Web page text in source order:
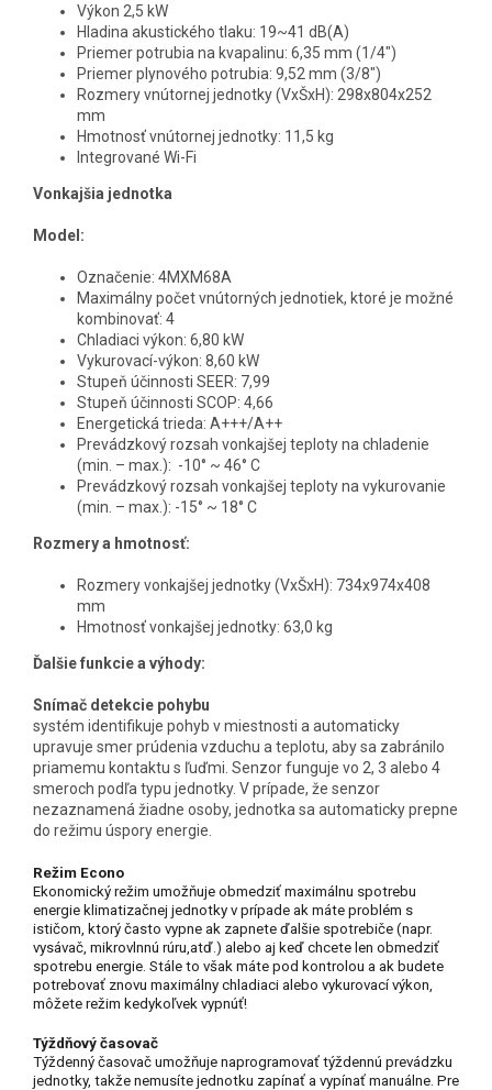
Výkon 2,5 kW
Hladina akustického tlaku: 19~41 dB(A)
Priemer potrubia na kvapalinu: 6,35 mm (1/4")
Priemer plynového potrubia: 9,52 mm (3/8")
Rozmery vnútornej jednotky (VxŠxH): 298x804x252
mm
Hmotnosť vnútornej jednotky: 11,5 kg
Integrované Wi-Fi
Vonkajšia jednotka
Model:
Označenie: 4MXM68A
Maximálny počet vnútorných jednotiek, ktoré je možné
kombinovať: 4
Chladiaci výkon: 6,80 kW
Vykurovací-výkon: 8,60 kW
Stupeň účinnosti SEER: 7,99
Stupeň účinnosti SCOP: 4,66
Energetická trieda: A+++/A++
Prevádzkový rozsah vonkajšej teploty na chladenie
(min. – max.): -10° ~ 46° C
Prevádzkový rozsah vonkajšej teploty na vykurovanie
(min. – max.): -15° ~ 18° C
Rozmery a hmotnosť:
Rozmery vonkajšej jednotky (VxŠxH): 734x974x408
mm
Hmotnosť vonkajšej jednotky: 63,0 kg
Ďalšie funkcie a výhody:
Snímač detekcie pohybu
systém identifikuje pohyb v miestnosti a automaticky
upravuje smer prúdenia vzduchu a teplotu, aby sa zabránilo
priamemu kontaktu s ľuďmi. Senzor funguje vo 2, 3 alebo 4
smeroch podľa typu jednotky. V prípade, že senzor
nezaznamená žiadne osoby, jednotka sa automaticky prepne
do režimu úspory energie.
Režim Econo
Ekonomický režim umožňuje obmedziť maximálnu spotrebu
energie klimatizačnej jednotky v prípade ak máte problém s
ističom, ktorý často vypne ak zapnete ďalšie spotrebiče (napr.
vysávač, mikrovlnnú rúru,atď.) alebo aj keď chcete len obmedziť
spotrebu energie. Stále to však máte pod kontrolou a ak budete
potrebovať znovu maximálny chladiaci alebo vykurovací výkon,
môžete režim kedykoľvek vypnúť!
Týždňový časovač
Týždenný časovač umožňuje naprogramovať týždennú prevádzku
jednotky, takže nemusíte jednotku zapínať a vypínať manuálne. Pre